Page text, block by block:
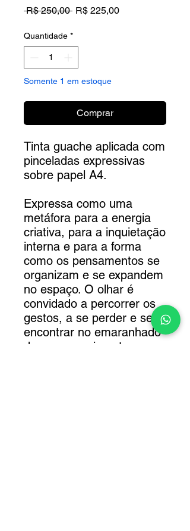
R$ 250,00 Preço
R$ 225,00Preço
Quantidade *
Somente 1 em estoque
Comprar
Tinta guache aplicada com
pinceladas expressivas
sobre papel A4.
Expressa como uma
metáfora para a energia
criativa, para a inquietação
interna e para a forma
como os pensamentos se
organizam e se expandem
no espaço. O olhar é
convidado a percorrer os
gestos, a se perder e se
encontrar no emaranhado
de cor e movimento.